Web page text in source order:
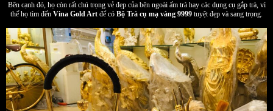
Bên cạnh đó, họ còn rất chú trọng vẻ đẹp của bên ngoài ấm trà hay các dụng cụ gắp trà, vì
thế họ tìm đến Vina Gold Art để có Bộ Trà cụ mạ vàng 9999 tuyệt đẹp và sang trọng.